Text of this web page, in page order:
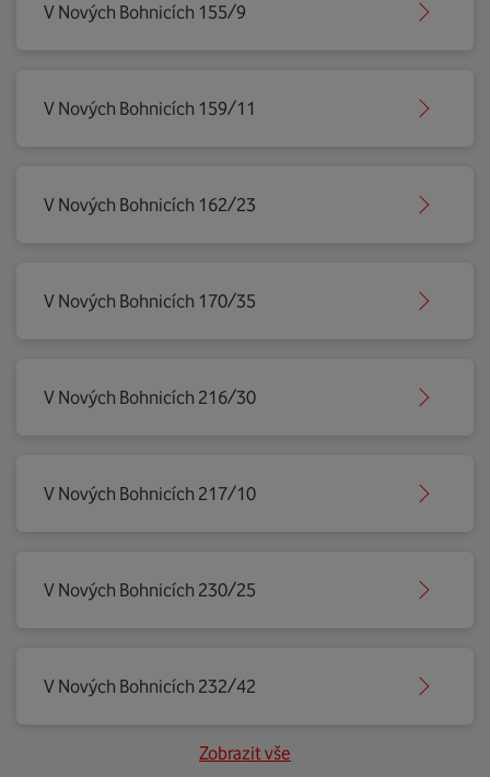
V Nových Bohnicích 155/9
V Nových Bohnicích 159/11
V Nových Bohnicích 162/23
V Nových Bohnicích 170/35
V Nových Bohnicích 216/30
V Nových Bohnicích 217/10
V Nových Bohnicích 230/25
V Nových Bohnicích 232/42
Zobrazit vše